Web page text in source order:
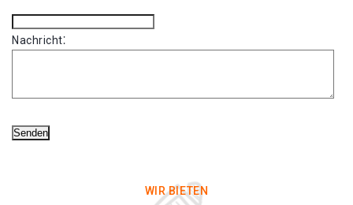
Nachricht⁚
Senden
WIR BIETEN